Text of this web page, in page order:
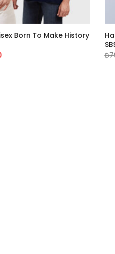
Born To Make History
฿